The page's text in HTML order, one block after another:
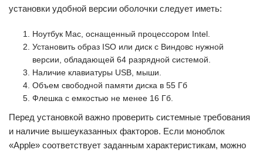
установки удобной версии оболочки следует иметь:
Ноутбук Mac, оснащенный процессором Intel.
Установить образ ISO или диск c Виндовс нужной
версии, обладающей 64 разрядной системой.
Наличие клавиатуры USB, мыши.
Объем свободной памяти диска в 55 Гб
Флешка с емкостью не менее 16 Гб.
Перед установкой важно проверить системные требования
и наличие вышеуказанных факторов. Если моноблок
«Apple» соответствует заданным характеристикам, можно